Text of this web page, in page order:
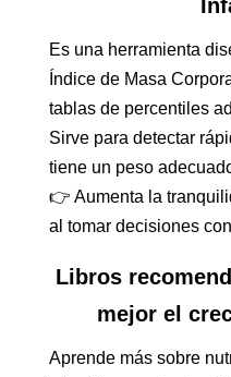
Es una herramienta
Índice de Masa
tablas de percentiles
Sirve para detectar
tiene un peso
👉 Aumenta la
al tomar decisiones
Libros
mejor el
Aprende más sobre